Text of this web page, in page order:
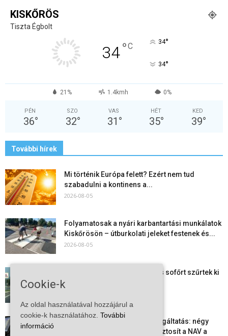
KISKŐRÖS
Tiszta Égbolt
34°C 34°
34°
21% 1.4kmh 0%
PÉN
36°
SZO
32°
VAS
31 °
HÉT
35°
KED
39°
További hírek
Mi történik Európa felett? Ezért nem tud
szabadulni a kontinens a...
2026-08-05
Folyamatosak a nyári karbantartási munkálatok
Kiskőrösön – útburkolati jeleket festenek és...
2026-08-05
Több száz gyorshajtót és ittas sofőrt szűrtek ki
Bács-Kiskun útjain –...
Elektronikus nyugtaadat-szolgáltatás: négy
hónapos átállási időszakot biztosít a NAV a
Cookie-k
Az oldal használatával hozzájárul a
cookie-k használatához. További
információ